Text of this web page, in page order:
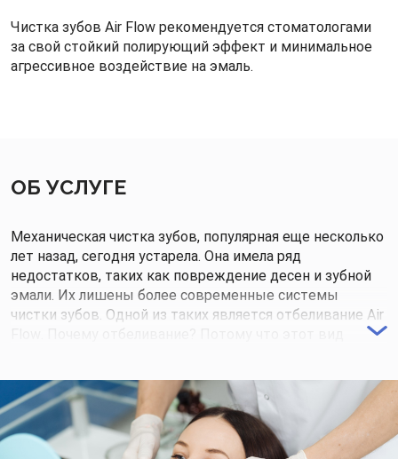
Чистка зубов Air Flow рекомендуется стоматологами
за свой стойкий полирующий эффект и минимальное
агрессивное воздействие на эмаль.
ОБ УСЛУГЕ
Механическая чистка зубов, популярная еще несколько
лет назад, сегодня устарела. Она имела ряд
недостатков, таких как повреждение десен и зубной
эмали. Их лишены более современные системы
чистки зубов. Одной из таких является отбеливание Air
и с целью осветления зубной эмали.
Не стоит дожидаться предвестников более серьёзных
стоматологических проблем. Предупредить болезни